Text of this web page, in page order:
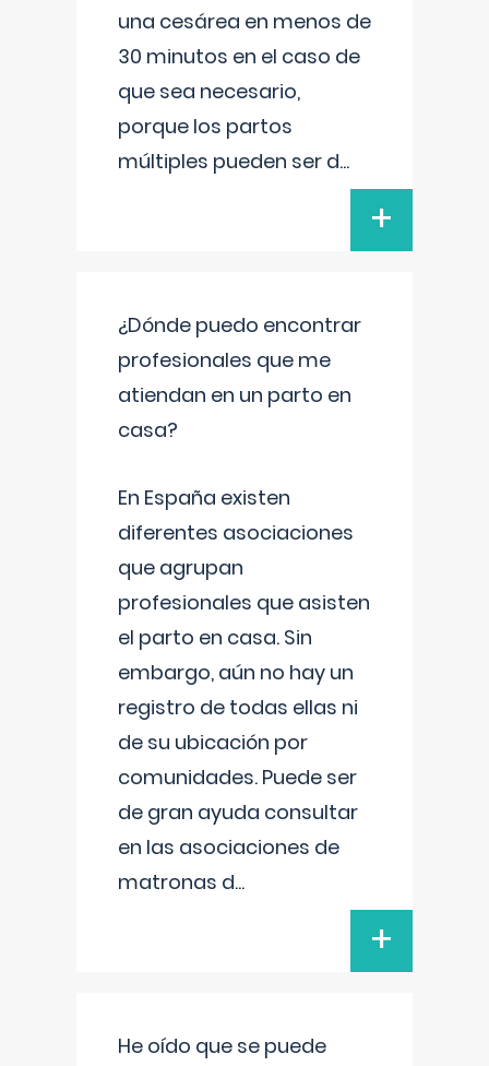
una cesárea en menos de
30 minutos en el caso de
que sea necesario,
porque los partos
múltiples pueden ser d...
+
¿Dónde puedo encontrar
profesionales que me
atiendan en un parto en
casa?
En España existen
diferentes asociaciones
que agrupan
profesionales que asisten
el parto en casa. Sin
embargo, aún no hay un
registro de todas ellas ni
de su ubicación por
comunidades. Puede ser
de gran ayuda consultar
en las asociaciones de
matronas d...
+
He oído que se puede